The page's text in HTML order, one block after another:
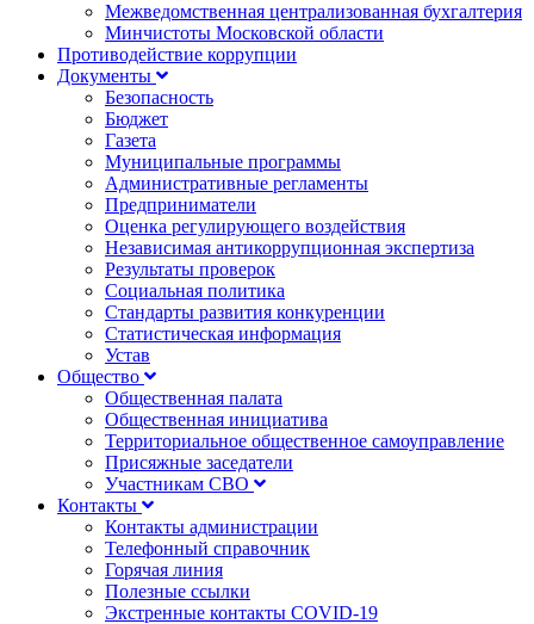
Межведомственная централизованная бухгалтерия
Минчистоты Московской области
Противодействие коррупции
Документы
Безопасность
Бюджет
Газета
Муниципальные программы
Административные регламенты
Предприниматели
Оценка регулирующего воздействия
Независимая антикоррупционная экспертиза
Результаты проверок
Социальная политика
Стандарты развития конкуренции
Статистическая информация
Устав
Общество
Общественная палата
Общественная инициатива
Территориальное общественное самоуправление
Присяжные заседатели
Участникам СВО
Контакты
Контакты администрации
Телефонный справочник
Горячая линия
Полезные ссылки
Экстренные контакты COVID-19